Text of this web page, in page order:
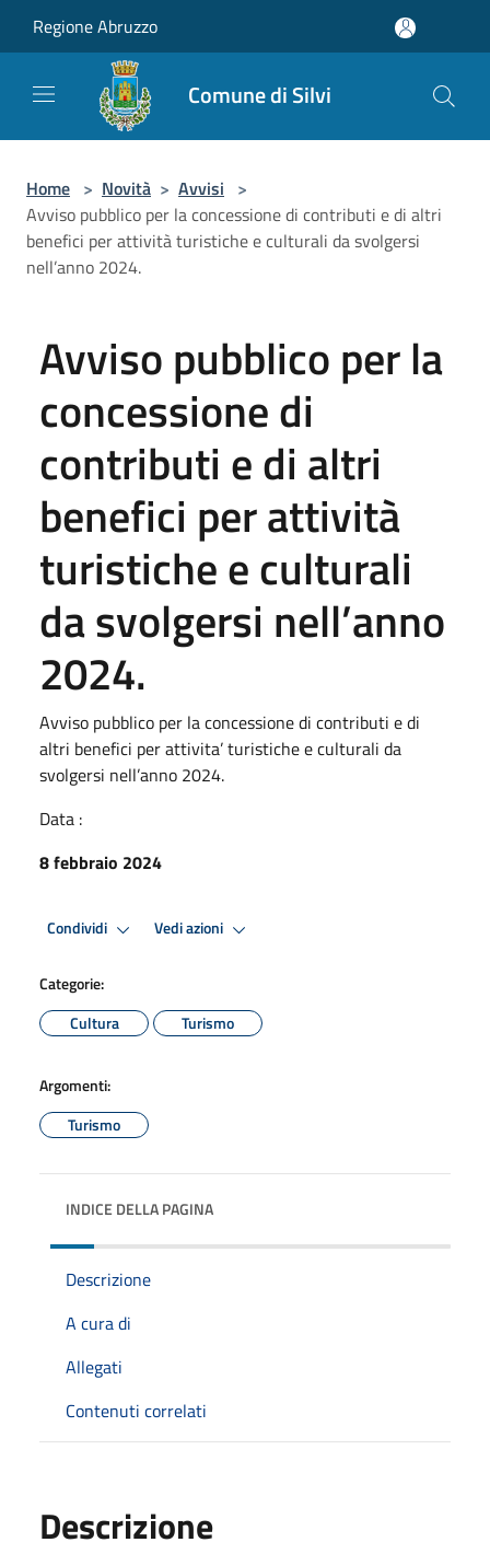
Regione Abruzzo
Comune di Silvi
Home > Novità > Avvisi >
Avviso pubblico per la concessione di contributi e di altri
benefici per attività turistiche e culturali da svolgersi
nell’anno 2024.
Avviso pubblico per la
concessione di
contributi e di altri
benefici per attività
turistiche e culturali
da svolgersi nell’anno
2024.
Avviso pubblico per la concessione di contributi e di
altri benefici per attivita’ turistiche e culturali da
svolgersi nell’anno 2024.
Data :
8 febbraio 2024
Condividi Vedi azioni
Categorie:
Cultura
Turismo
Argomenti:
Turismo
INDICE DELLA PAGINA
Descrizione
A cura di
Allegati
Contenuti correlati
Descrizione